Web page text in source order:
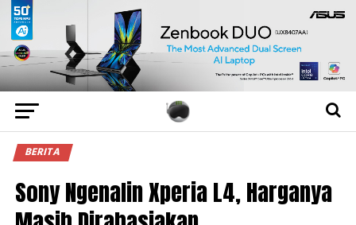
BERITA
Sony Ngenalin Xperia L4, Harganya